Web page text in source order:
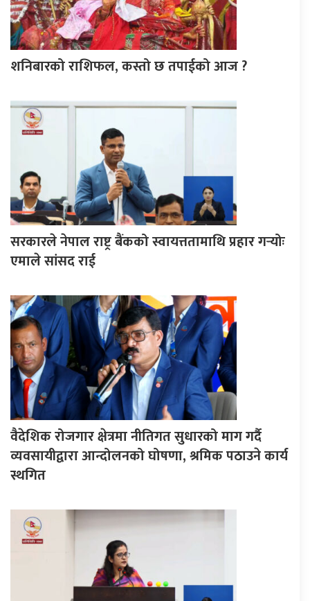
शनिबारको राशिफल, कस्तो छ तपाईको आज ?
सरकारले नेपाल राष्ट्र बैंकको स्वायत्ततामाथि प्रहार गर्‍योः
एमाले सांसद राई
वैदेशिक रोजगार क्षेत्रमा नीतिगत सुधारको माग गर्दै
व्यवसायीद्वारा आन्दोलनको घोषणा, श्रमिक पठाउने कार्य
स्थगित